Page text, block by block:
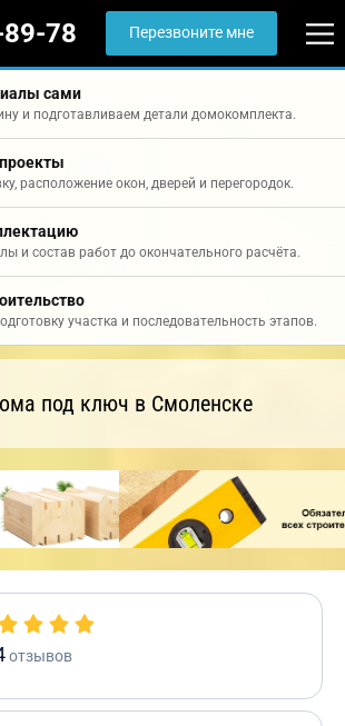
78 Перезвоните мне
сами
и подготавливаем детали домокомплекта.
расположение окон, дверей и перегородок.
и состав работ до окончательного расчёта.
участка и последовательность этапов.
под ключ в Смоленске
отзывов